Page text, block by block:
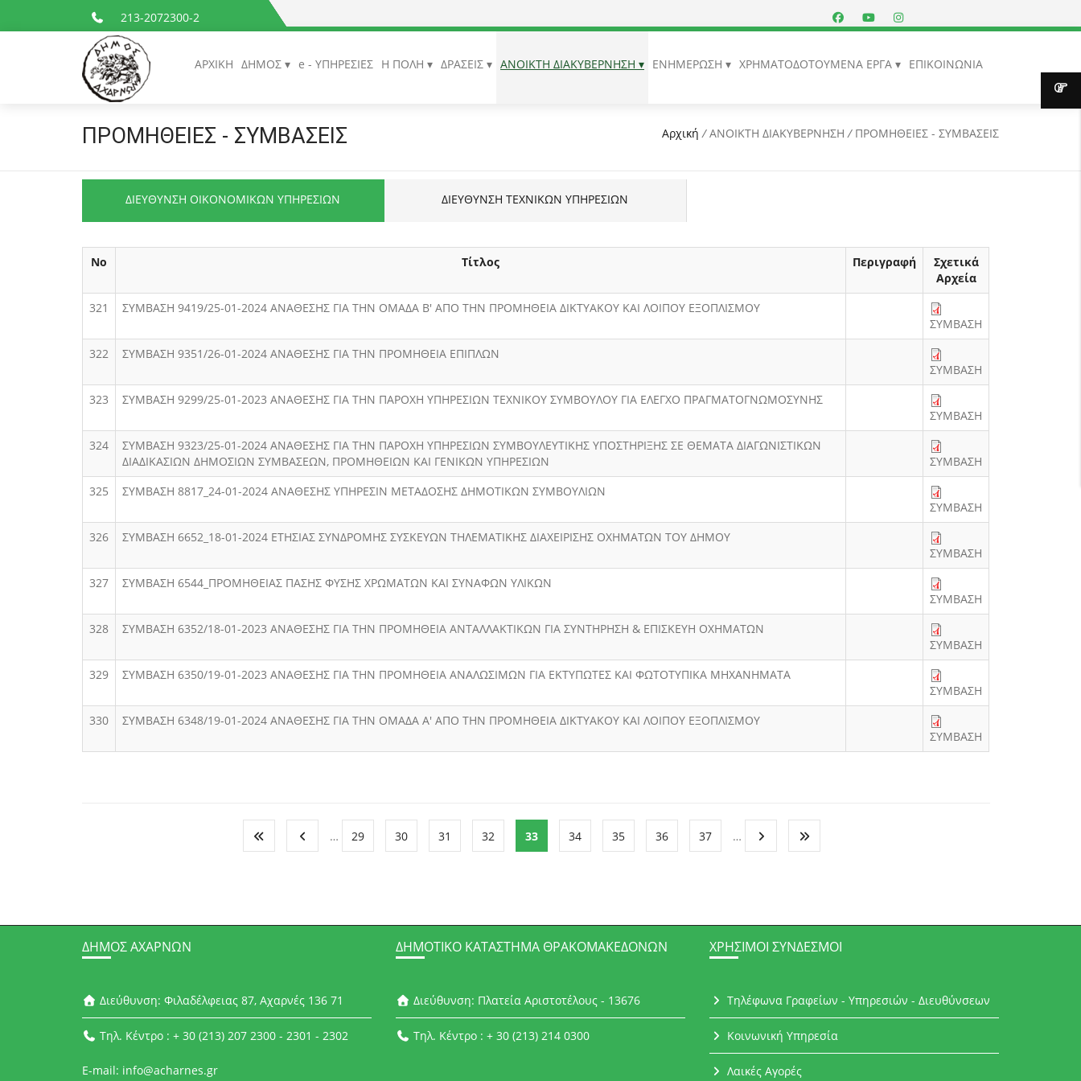
213-2072300-2
ΑΡΧΙΚΗ ΔΗΜΟΣ e - ΥΠΗΡΕΣΙΕΣ Η ΠΟΛΗ ΔΡΑΣΕΙΣ ΑΝΟΙΚΤΗ ΔΙΑΚΥΒΕΡΝΗΣΗ ΕΝΗΜΕΡΩΣΗ ΧΡΗΜΑΤΟΔΟΤΟΥΜΕΝΑ ΕΡΓΑ ΕΠΙΚΟΙΝΩΝΙΑ
ΠΡΟΜΗΘΕΙΕΣ - ΣΥΜΒΑΣΕΙΣ Αρχική /ΑΝΟΙΚΤΗ ΔΙΑΚΥΒΕΡΝΗΣΗ / ΠΡΟΜΗΘΕΙΕΣ - ΣΥΜΒΑΣΕΙΣ
ΔΙΕΥΘΥΝΣΗ ΟΙΚΟΝΟΜΙΚΩΝ ΥΠΗΡΕΣΙΩΝ ΔΙΕΥΘΥΝΣΗ ΤΕΧΝΙΚΩΝ ΥΠΗΡΕΣΙΩΝ
Νο Τίτλος Περιγραφή
Σχετικά
Αρχεία
321
ΣΥΜΒΑΣΗ 9419/25-01-2024 ΑΝΑΘΕΣΗΣ ΓΙΑ ΤΗΝ ΟΜΑΔΑ Β' ΑΠΟ ΤΗΝ ΠΡΟΜΗΘΕΙΑ ΔΙΚΤΥΑΚΟΥ ΚΑΙ ΛΟΙΠΟΥ ΕΞΟΠΛΙΣΜΟΥ
ΣΥΜΒΑΣΗ
322
ΣΥΜΒΑΣΗ 9351/26-01-2024 ΑΝΑΘΕΣΗΣ ΓΙΑ ΤΗΝ ΠΡΟΜΗΘΕΙΑ ΕΠΙΠΛΩΝ
ΣΥΜΒΑΣΗ
323
ΣΥΜΒΑΣΗ 9299/25-01-2023 ΑΝΑΘΕΣΗΣ ΓΙΑ ΤΗΝ ΠΑΡΟΧΗ ΥΠΗΡΕΣΙΩΝ ΤΕΧΝΙΚΟΥ ΣΥΜΒΟΥΛΟΥ ΓΙΑ ΕΛΕΓΧΟ ΠΡΑΓΜΑΤΟΓΝΩΜΟΣΥΝΗΣ
ΣΥΜΒΑΣΗ
324
ΣΥΜΒΑΣΗ 9323/25-01-2024 ΑΝΑΘΕΣΗΣ ΓΙΑ ΤΗΝ ΠΑΡΟΧΗ ΥΠΗΡΕΣΙΩΝ ΣΥΜΒΟΥΛΕΥΤΙΚΗΣ ΥΠΟΣΤΗΡΙΞΗΣ ΣΕ ΘΕΜΑΤΑ ΔΙΑΓΩΝΙΣΤΙΚΩΝ
ΔΙΑΔΙΚΑΣΙΩΝ ΔΗΜΟΣΙΩΝ ΣΥΜΒΑΣΕΩΝ, ΠΡΟΜΗΘΕΙΩΝ ΚΑΙ ΓΕΝΙΚΩΝ ΥΠΗΡΕΣΙΩΝ
ΣΥΜΒΑΣΗ
325
ΣΥΜΒΑΣΗ 8817_24-01-2024 ΑΝΑΘΕΣΗΣ ΥΠΗΡΕΣΙΝ ΜΕΤΑΔΟΣΗΣ ΔΗΜΟΤΙΚΩΝ ΣΥΜΒΟΥΛΙΩΝ
ΣΥΜΒΑΣΗ
326
ΣΥΜΒΑΣΗ 6652_18-01-2024 ΕΤΗΣΙΑΣ ΣΥΝΔΡΟΜΗΣ ΣΥΣΚΕΥΩΝ ΤΗΛΕΜΑΤΙΚΗΣ ΔΙΑΧΕΙΡΙΣΗΣ ΟΧΗΜΑΤΩΝ ΤΟΥ ΔΗΜΟΥ
ΣΥΜΒΑΣΗ
327
ΣΥΜΒΑΣΗ 6544_ΠΡΟΜΗΘΕΙΑΣ ΠΑΣΗΣ ΦΥΣΗΣ ΧΡΩΜΑΤΩΝ ΚΑΙ ΣΥΝΑΦΩΝ ΥΛΙΚΩΝ
ΣΥΜΒΑΣΗ
328
ΣΥΜΒΑΣΗ 6352/18-01-2023 ΑΝΑΘΕΣΗΣ ΓΙΑ ΤΗΝ ΠΡΟΜΗΘΕΙΑ ΑΝΤΑΛΛΑΚΤΙΚΩΝ ΓΙΑ ΣΥΝΤΗΡΗΣΗ & ΕΠΙΣΚΕΥΗ ΟΧΗΜΑΤΩΝ
ΣΥΜΒΑΣΗ
329
ΣΥΜΒΑΣΗ 6350/19-01-2023 ΑΝΑΘΕΣΗΣ ΓΙΑ ΤΗΝ ΠΡΟΜΗΘΕΙΑ ΑΝΑΛΩΣΙΜΩΝ ΓΙΑ ΕΚΤΥΠΩΤΕΣ ΚΑΙ ΦΩΤΟΤΥΠΙΚΑ ΜΗΧΑΝΗΜΑΤΑ
ΣΥΜΒΑΣΗ
330
ΣΥΜΒΑΣΗ 6348/19-01-2024 ΑΝΑΘΕΣΗΣ ΓΙΑ ΤΗΝ ΟΜΑΔΑ Α' ΑΠΟ ΤΗΝ ΠΡΟΜΗΘΕΙΑ ΔΙΚΤΥΑΚΟΥ ΚΑΙ ΛΟΙΠΟΥ ΕΞΟΠΛΙΣΜΟΥ
ΣΥΜΒΑΣΗ
… 29 30 31 32 33 34 35 36 37 …
ΔΉΜΟΣ ΑΧΑΡΝΏΝ
Διεύθυνση: Φιλαδέλφειας 87, Αχαρνές 136 71
Τηλ. Κέντρο : + 30 (213) 207 2300 - 2301 - 2302
E-mail: info@acharnes.gr
ΔΗΜΟΤΙΚΌ ΚΑΤΆΣΤΗΜΑ ΘΡΑΚΟΜΑΚΕΔΌΝΩΝ
Διεύθυνση: Πλατεία Αριστοτέλους - 13676
Τηλ. Κέντρο : + 30 (213) 214 0300
ΧΡΉΣΙΜΟΙ ΣΎΝΔΕΣΜΟΙ
Τηλέφωνα Γραφείων - Υπηρεσιών - Διευθύνσεων
Κοινωνική Υπηρεσία
Λαικές Αγορές